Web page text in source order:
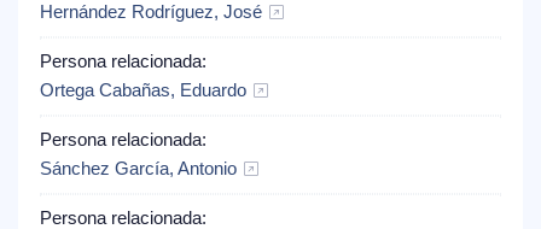
Hernández Rodríguez, José
Persona relacionada:
Ortega Cabañas, Eduardo
Persona relacionada:
Sánchez García, Antonio
Persona relacionada: